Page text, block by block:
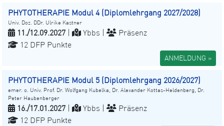
PHYTOTHERAPIE Modul 4 (Diplomlehrgang 2027/2028)
Univ. Doz. DDr. Ulrike Kastner
11./12.09.2027 Ybbs |
Präsenz
12 DFP Punkte
ANMELDUNG »
PHYTOTHERAPIE Modul 5 (Diplomlehrgang 2026/2027)
emer. o. Univ. Prof. Dr. Wolfgang Kubelka, Dr. Alexander Kottas-Heldenberg, Dr.
Peter Haubenberger
16./17.01.2027 Ybbs |
Präsenz
12 DFP Punkte